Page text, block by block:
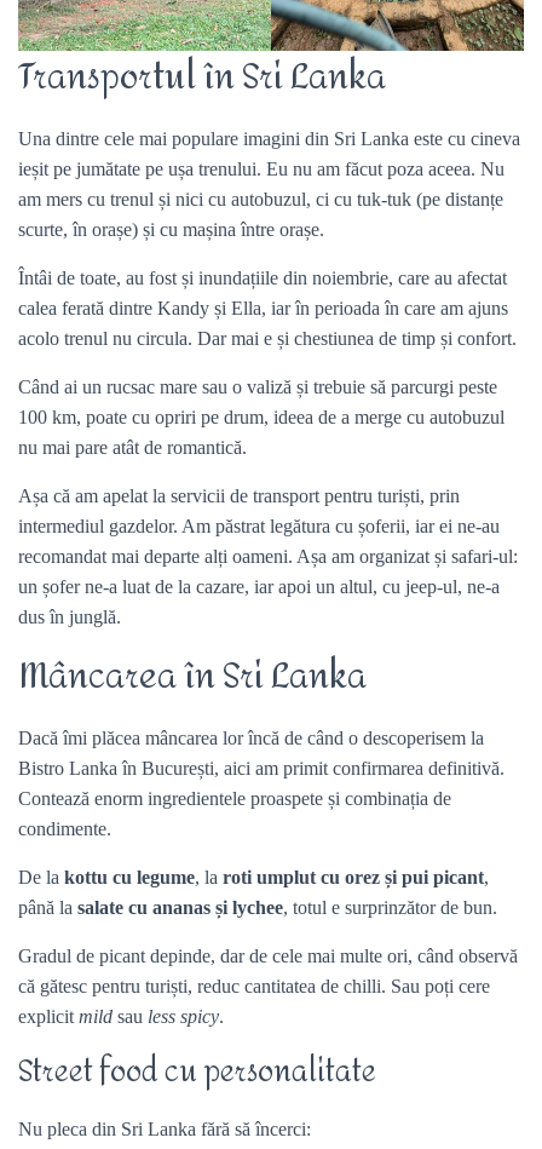
Transportul în Sri Lanka
Una dintre cele mai populare imagini din Sri Lanka este cu cineva
ieșit pe jumătate pe ușa trenului. Eu nu am făcut poza aceea. Nu
am mers cu trenul și nici cu autobuzul, ci cu tuk-tuk (pe distanțe
scurte, în orașe) și cu mașina între orașe.
Întâi de toate, au fost și inundațiile din noiembrie, care au afectat
calea ferată dintre Kandy și Ella, iar în perioada în care am ajuns
acolo trenul nu circula. Dar mai e și chestiunea de timp și confort.
Când ai un rucsac mare sau o valiză și trebuie să parcurgi peste
100 km, poate cu opriri pe drum, ideea de a merge cu autobuzul
nu mai pare atât de romantică.
Așa că am apelat la servicii de transport pentru turiști, prin
intermediul gazdelor. Am păstrat legătura cu șoferii, iar ei ne-au
recomandat mai departe alți oameni. Așa am organizat și safari-ul:
un șofer ne-a luat de la cazare, iar apoi un altul, cu jeep-ul, ne-a
dus în junglă.
Mâncarea în Sri Lanka
Dacă îmi plăcea mâncarea lor încă de când o descoperisem la
Bistro Lanka în București, aici am primit confirmarea definitivă.
Contează enorm ingredientele proaspete și combinația de
condimente.
De la kottu cu legume, la roti umplut cu orez și pui picant,
până la salate cu ananas și lychee, totul e surprinzător de bun.
Gradul de picant depinde, dar de cele mai multe ori, când observă
că gătesc pentru turiști, reduc cantitatea de chilli. Sau poți cere
explicit mild sau less spicy.
Street food cu personalitate
Nu pleca din Sri Lanka fără să încerci: